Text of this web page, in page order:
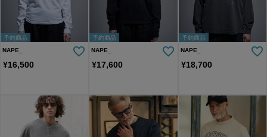
予約商品
NAPE_
¥16,500
予約商品
NAPE_
¥17,600
予約商品
NAPE_
¥18,700